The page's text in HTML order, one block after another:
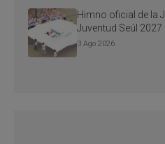
Himno oficial de la
Juventud Seúl 2027
3 Ago 2026